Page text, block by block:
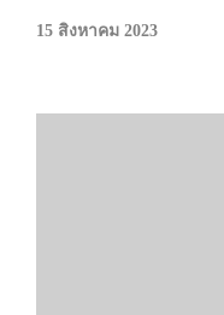
15 สิงหาคม 2023